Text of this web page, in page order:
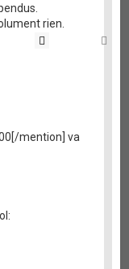
rien.
mention] va